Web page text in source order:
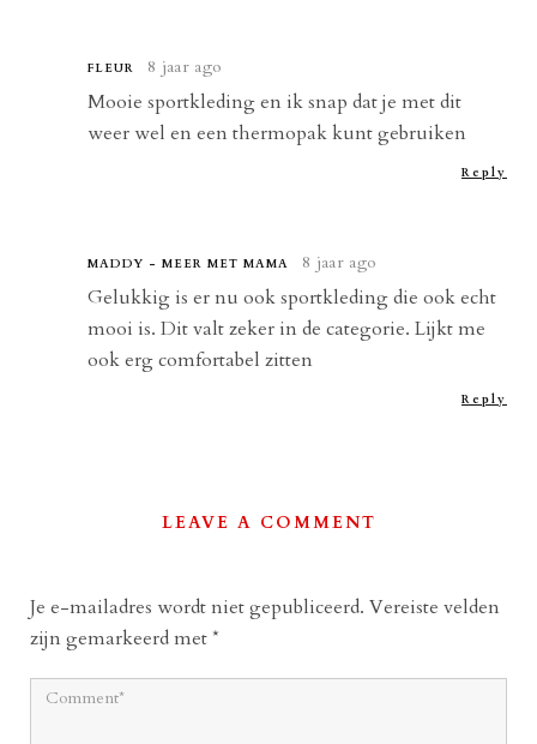
FLEUR 8 jaar ago
Mooie sportkleding en ik snap dat je met dit
weer wel en een thermopak kunt gebruiken
Reply
MADDY - MEER MET MAMA 8 jaar ago
Gelukkig is er nu ook sportkleding die ook echt
mooi is. Dit valt zeker in de categorie. Lijkt me
ook erg comfortabel zitten
Reply
LEAVE A COMMENT
Je e-mailadres wordt niet gepubliceerd. Vereiste velden
zijn gemarkeerd met*